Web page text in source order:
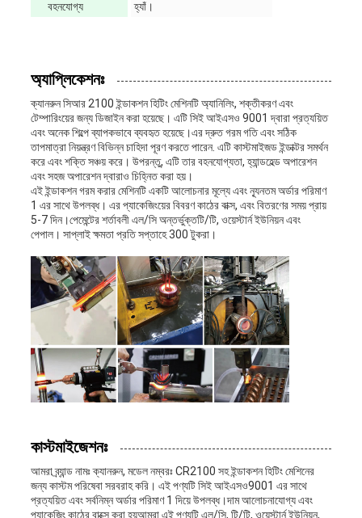
বহনযোগ্য
হ্যাঁ।
অ্যাপ্লিকেশনঃ
ক্যানরুন সিআর 2100 ইন্ডাকশন হিটিং মেশিনটি অ্যানিলিং, শক্তীকরণ এবং
টেম্পারিংয়ের জন্য ডিজাইন করা হয়েছে। এটি সিই আইএসও 9001 দ্বারা প্রত্যয়িত
এবং অনেক শিল্পে ব্যাপকভাবে ব্যবহৃত হয়েছে।এর দ্রুত গরম গতি এবং সঠিক
তাপমাত্রা নিয়ন্ত্রণ বিভিন্ন চাহিদা পূরণ করতে পারেন. এটি কাস্টমাইজড ইন্ডাক্টর সমর্থন
করে এবং শক্তি সঞ্চয় করে। উপরন্তু, এটি তার বহনযোগ্যতা, হ্যান্ডহেল্ড অপারেশন
এবং সহজ অপারেশন দ্বারাও চিহ্নিত করা হয়।
এই ইন্ডাকশন গরম করার মেশিনটি একটি আলোচনার মূল্যে এবং ন্যূনতম অর্ডার পরিমাণ
1 এর সাথে উপলব্ধ। এর প্যাকেজিংয়ের বিবরণ কাঠের বাক্স, এবং বিতরণের সময় প্রায়
5-7 দিন।পেমেন্টের শর্তাবলী এল/সি অন্তর্ভুক্তটি/টি, ওয়েস্টার্ন ইউনিয়ন এবং
পেপাল। সাপ্লাই ক্ষমতা প্রতি সপ্তাহে 300 টুকরা।
কাস্টমাইজেশনঃ
আমরা ব্র্যান্ড নামঃ ক্যানরুন, মডেল নম্বরঃ CR2100 সহ ইন্ডাকশন হিটিং মেশিনের
জন্য কাস্টম পরিষেবা সরবরাহ করি। এই পণ্যটি সিই আইএসও9001 এর সাথে
প্রত্যয়িত এবং সর্বনিম্ন অর্ডার পরিমাণ 1 দিয়ে উপলব্ধ।দাম আলোচনাযোগ্য এবং
প্যাকেজিং কাঠের বাক্সে করা হয়আমরা এই পণ্যটি এল/সি, টি/টি, ওয়েস্টার্ন ইউনিয়ন,